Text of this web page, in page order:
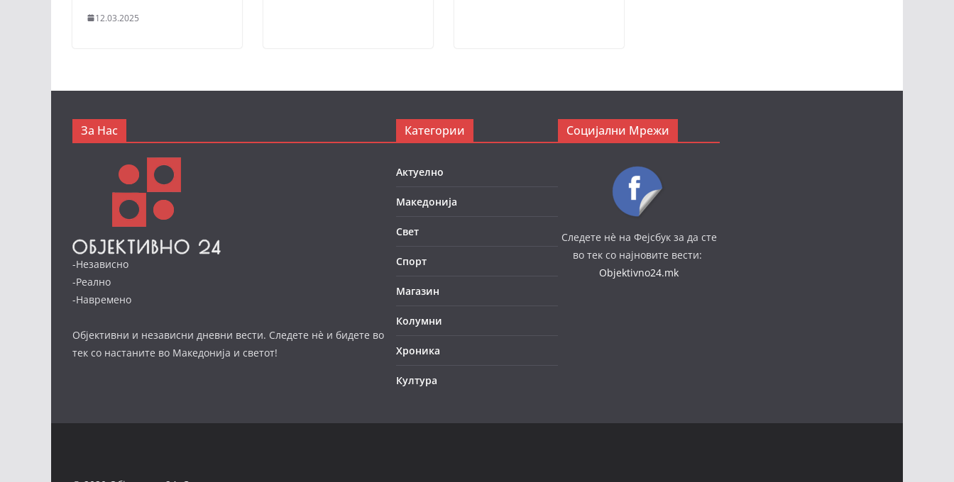
12.03.2025
За Нас
-Независно
-Реално
-Навремено
Објективни и независни дневни вести. Следете нè и бидете во
тек со настаните во Македонија и светот!
Категории
Актуелно
Македонија
Свет
Спорт
Магазин
Колумни
Хроника
Култура
Социјални Мрежи
Следете нè на Фејсбук за да сте
во тек со најновите вести:
Objektivno24.mk